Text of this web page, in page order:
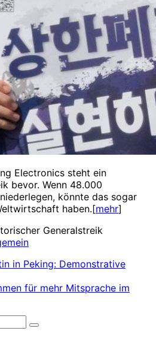
Electronics steht ein
bevor. Wenn 48.000
könnte das sogar
haben.[mehr]
Generalstreik
in Peking: Demonstrative
für mehr Mitsprache im